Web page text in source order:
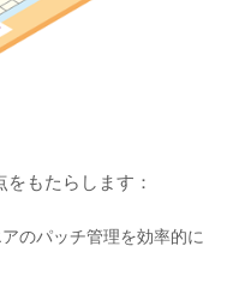
もたらします：
のパッチ管理を効率的に